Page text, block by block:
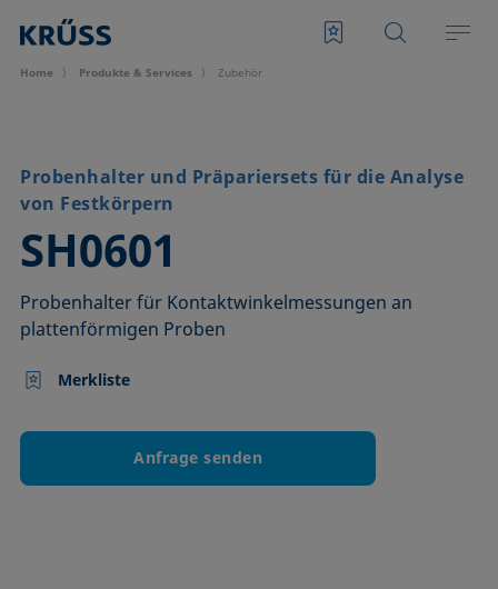
Home Produkte & Services Zubehör
Probenhalter und Präpariersets für die Analyse
von Festkörpern
SH0601
–
Probenhalter für Kontaktwinkelmessungen an
plattenförmigen Proben
Merkliste
Anfrage senden